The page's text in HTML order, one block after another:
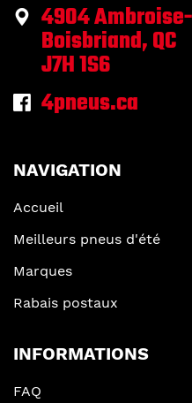
4904
Boisbriand, QC
J7H 1S6
4pneus.ca
NAVIGATION
Accueil
Meilleurs pneus d'été
Marques
Rabais postaux
INFORMATIONS
FAQ